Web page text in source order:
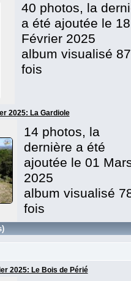
40 photos, la
a été ajoutée le 18
Février 2025
album visualisé 87
fois
2025: La Gardiole
14 photos, la
dernière a été
ajoutée le 01
2025
album visualisé
fois
2025: Le Bois de Périé